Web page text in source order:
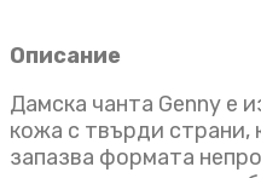
Описание
Дамска чанта Genny е
кожа с твърди страни,
запазва формата